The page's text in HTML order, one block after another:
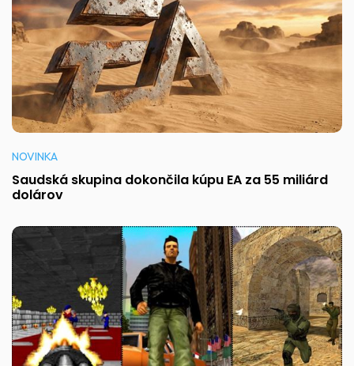
NOVINKA
Saudská skupina dokončila kúpu EA za 55 miliárd
dolárov